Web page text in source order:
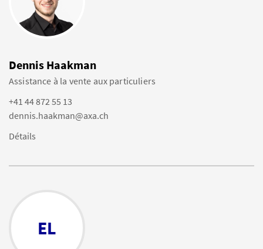
Dennis Haakman
Assistance à la vente aux particuliers
+41 44 872 55 13
dennis.haakman@axa.ch
Détails
EL